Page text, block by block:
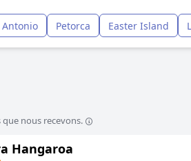
Antonio Petorca Easter Island
nous recevons.
Hangaroa